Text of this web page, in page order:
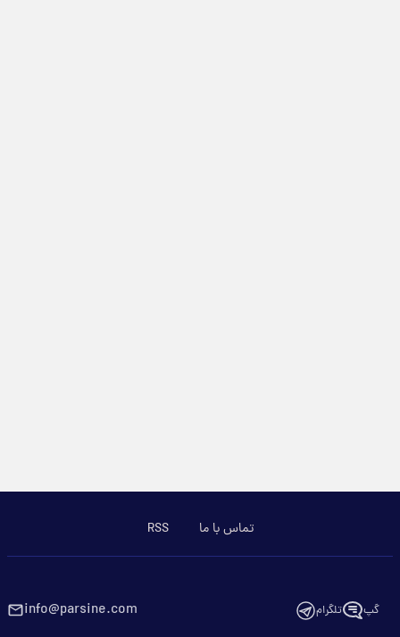
تماس با ما RSS
گپ تلگرام info@parsine.com